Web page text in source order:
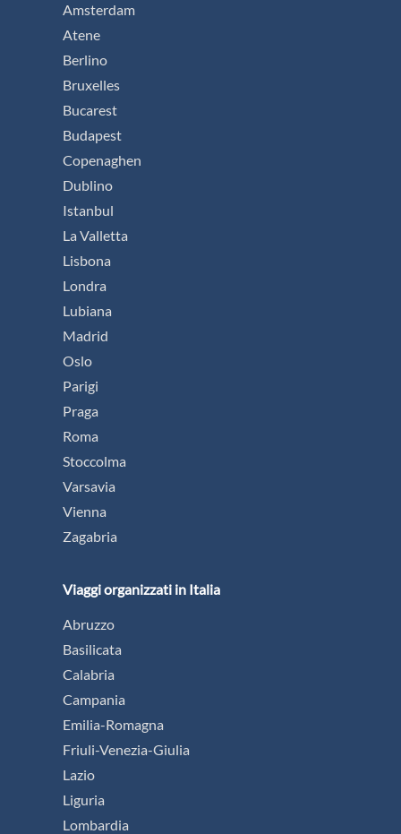
Amsterdam
Atene
Berlino
Bruxelles
Bucarest
Budapest
Copenaghen
Dublino
Istanbul
La Valletta
Lisbona
Londra
Lubiana
Madrid
Oslo
Parigi
Praga
Roma
Stoccolma
Varsavia
Vienna
Zagabria
Viaggi organizzati in Italia
Abruzzo
Basilicata
Calabria
Campania
Emilia-Romagna
Friuli-Venezia-Giulia
Lazio
Liguria
Lombardia